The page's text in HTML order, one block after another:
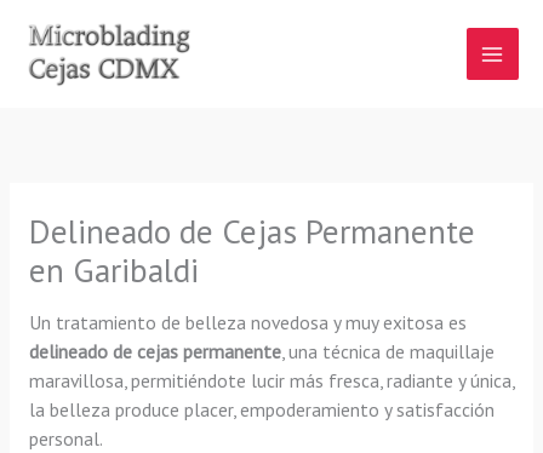
contenido
Delineado de Cejas Permanente
en Garibaldi
Un tratamiento de belleza novedosa y muy exitosa es
delineado de cejas permanente, una técnica de maquillaje
maravillosa, permitiéndote lucir más fresca, radiante y única,
la belleza produce placer, empoderamiento y satisfacción
personal.